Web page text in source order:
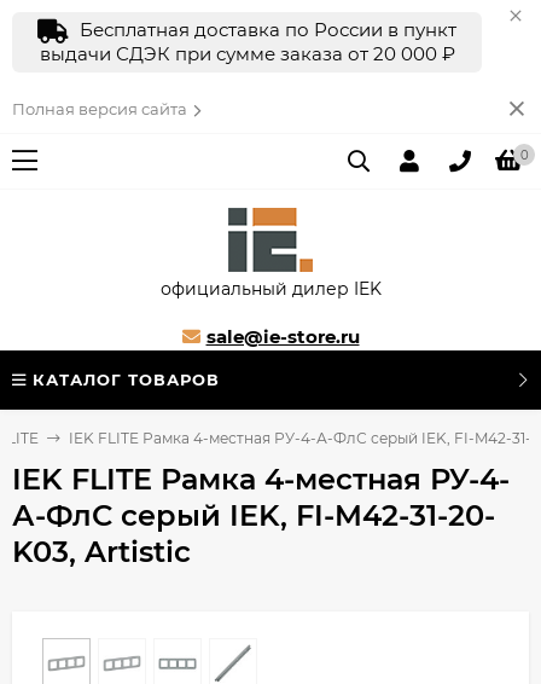
Бесплатная доставка по России в пункт
выдачи СДЭК при сумме заказа от 20 000 ₽
Полная версия сайта
0
официальный дилер IEK
sale@ie-store.ru
КАТАЛОГ ТОВАРОВ
IEK FLITE Рамка 4-местная РУ-4-А-ФлС серый IEK, FI-M42-31-
IEK FLITE Рамка 4-местная РУ-4-
А-ФлС серый IEK, FI-M42-31-20-
K03, Artistic